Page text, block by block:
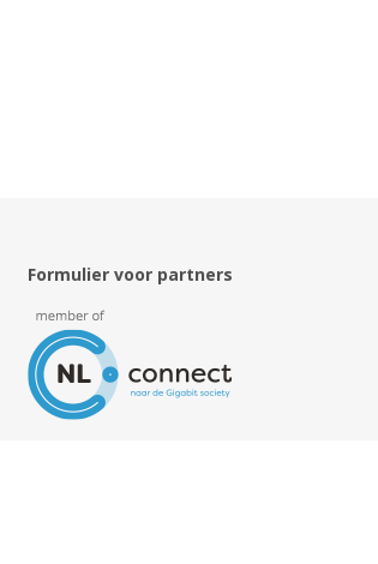
Formulier voor partners